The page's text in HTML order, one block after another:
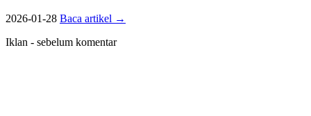
2026-01-28 Baca artikel →
Iklan - sebelum komentar